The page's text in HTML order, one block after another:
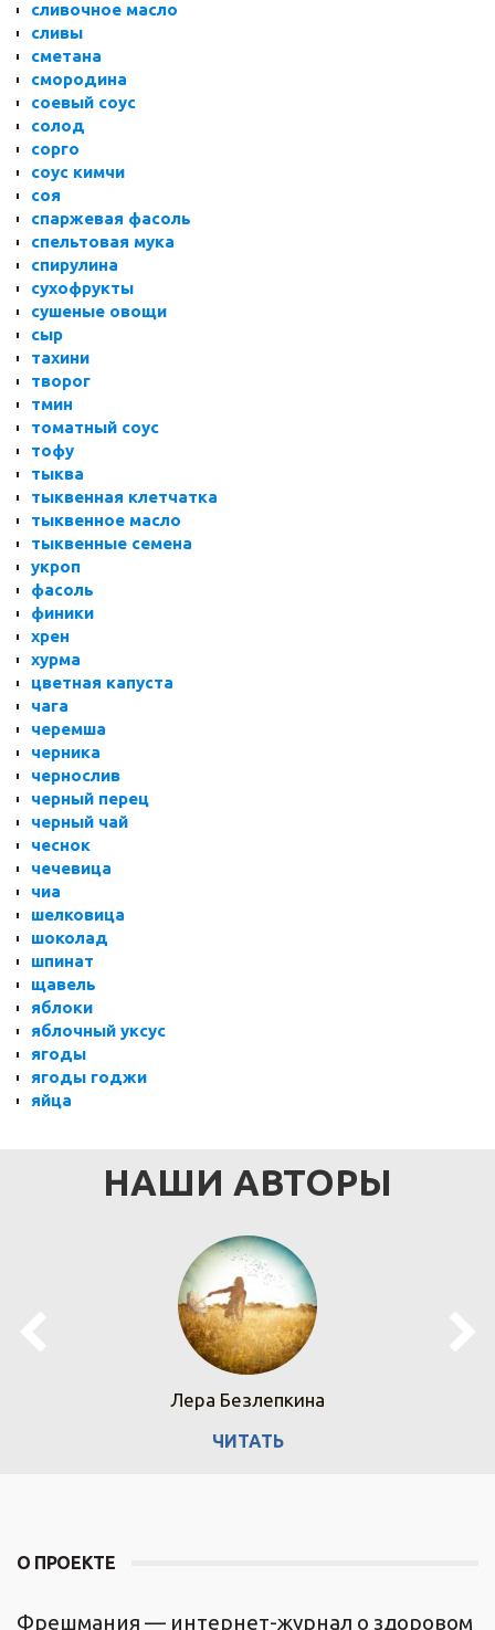
сливочное масло
сливы
сметана
смородина
соевый соус
солод
сорго
соус кимчи
соя
спаржевая фасоль
спельтовая мука
спирулина
сухофрукты
сушеные овощи
сыр
тахини
творог
тмин
томатный соус
тофу
тыква
тыквенная клетчатка
тыквенное масло
тыквенные семена
укроп
фасоль
финики
хрен
хурма
цветная капуста
чага
черемша
черника
чернослив
черный перец
черный чай
чеснок
чечевица
чиа
шелковица
шоколад
шпинат
щавель
яблоки
яблочный уксус
ягоды
ягоды годжи
яйца
НАШИ АВТОРЫ
Лера Безлепкина
ЧИТАТЬ
О ПРОЕКТЕ
Фрешмания — интернет-журнал о здоровом